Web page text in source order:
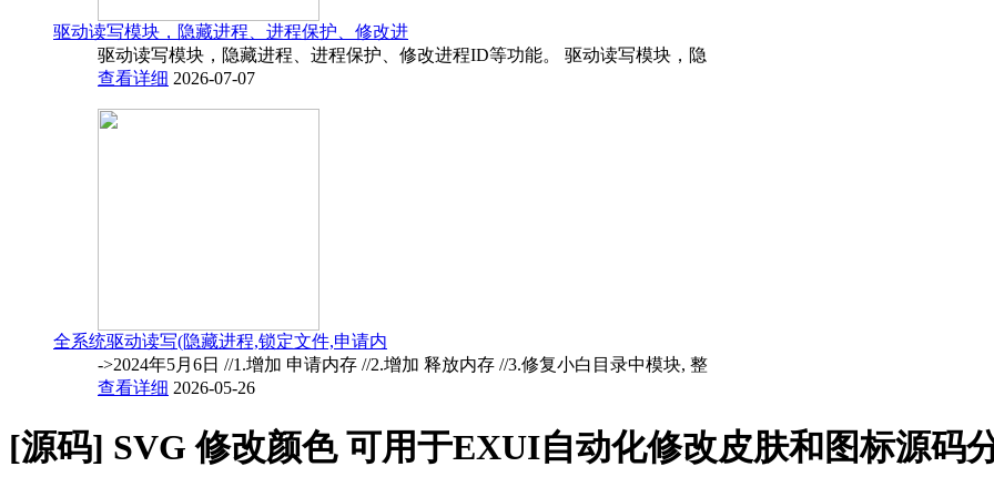
驱动读写模块，隐藏进程、进程保护、修改进
驱动读写模块，隐藏进程、进程保护、修改进程ID等功能。 驱动读写模块，隐
查看详细 2026-07-07
全系统驱动读写(隐藏进程,锁定文件,申请内
->2024年5月6日 //1.增加 申请内存 //2.增加 释放内存 //3.修复小白目录中模块, 整
查看详细 2026-05-26
[源码] SVG 修改颜色 可用于EXUI自动化修改皮肤和图标源码